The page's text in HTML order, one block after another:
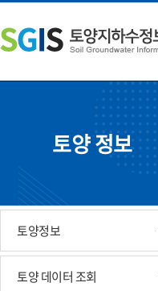
문
내
용
쪽
메
뉴
단
주
소
토양 정보
토양정보
토양 데이터 조회